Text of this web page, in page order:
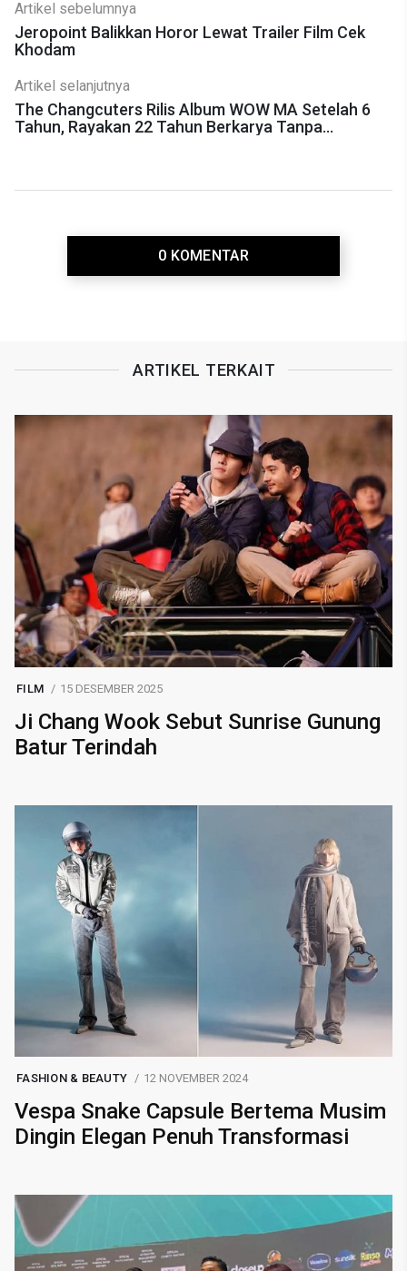
Artikel sebelumnya
Jeropoint Balikkan Horor Lewat Trailer Film Cek
Khodam
Artikel selanjutnya
The Changcuters Rilis Album WOW MA Setelah 6
Tahun, Rayakan 22 Tahun Berkarya Tanpa
0 KOMENTAR
ARTIKEL TERKAIT
FILM 15 DESEMBER 2025
Ji Chang Wook Sebut Sunrise Gunung
Batur Terindah
FASHION & BEAUTY 12 NOVEMBER 2024
Vespa Snake Capsule Bertema Musim
Dingin Elegan Penuh Transformasi